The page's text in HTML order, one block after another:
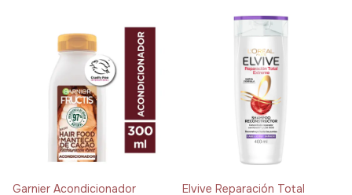
Garnier Acondicionador
Elvive Reparación Total